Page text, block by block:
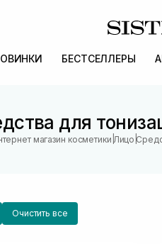
БЕСТСЕЛЛЕРЫ
для
магазин косметики Лицо |
Очистить все